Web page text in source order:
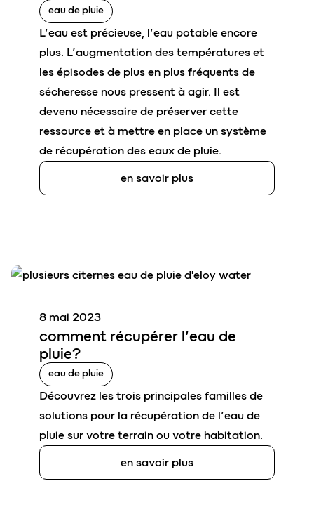
eau de pluie
L’eau est précieuse, l’eau potable encore
plus. L’augmentation des températures et
les épisodes de plus en plus fréquents de
sécheresse nous pressent à agir. Il est
devenu nécessaire de préserver cette
ressource et à mettre en place un système
de récupération des eaux de pluie.
en savoir plus
comment récupérer l’eau de
pluie?
8 mai 2023
eau de pluie
Découvrez les trois principales familles de
solutions pour la récupération de l’eau de
pluie sur votre terrain ou votre habitation.
en savoir plus